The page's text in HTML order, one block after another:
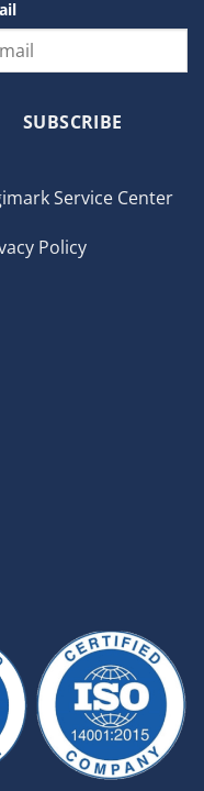
SUBSCRIBE
Service Center
Policy